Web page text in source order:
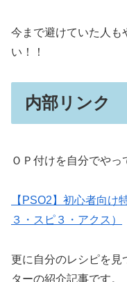
今まで避けていた人も
い！！
内部リンク
ＯＰ付けを自分でやっ
【PSO2】初心者向け
３・スピ３・アクス）
更に自分のレシピを見
ターの紹介記事です。